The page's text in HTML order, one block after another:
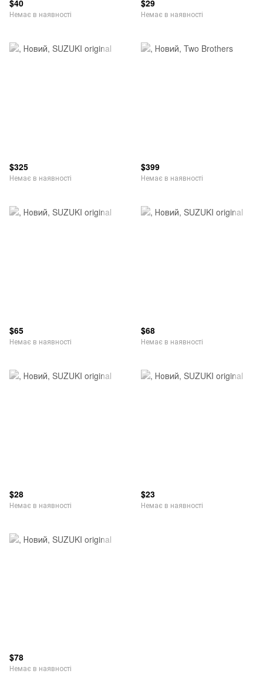
$40
Немає в наявності
$29
Немає в наявності
$325
Немає в наявності
$399
Немає в наявності
$65
Немає в наявності
$68
Немає в наявності
$28
Немає в наявності
$23
Немає в наявності
$78
Немає в наявності